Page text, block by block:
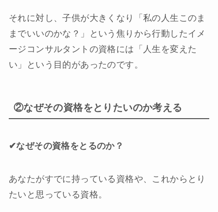
それに対し、子供が大きくなり「私の人生このま
までいいのかな？」という焦りから行動したイメ
ージコンサルタントの資格には「人生を変えた
い」という目的があったのです。
②なぜその資格をとりたいのか考える
✔︎なぜその資格をとるのか？
あなたがすでに持っている資格や、これからとり
たいと思っている資格。